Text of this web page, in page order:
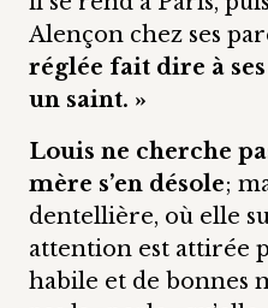
Alençon chez ses
réglée fait dire à ses
un saint. »
Louis ne cherche
mère s’en désole;
dentellière, où elle
attention est attirée
habile et de bonnes